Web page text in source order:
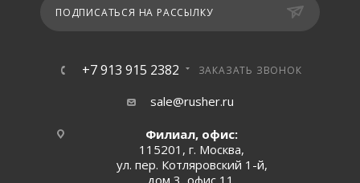
ПОДПИСАТЬСЯ НА РАССЫЛКУ
+7 913 915 2382 ЗАКАЗАТЬ ЗВОНОК
sale@rusher.ru
Филиал, офис:
115201, г. Москва,
ул. пер. Котляровский 1-й,
дом 3, офис 11.